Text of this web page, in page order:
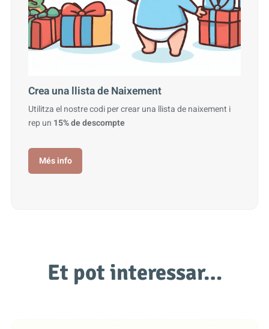
Crea una llista de Naixement
Utilitza el nostre codi per crear una llista de naixement i
rep un 15% de descompte
Més info
Et pot interessar…